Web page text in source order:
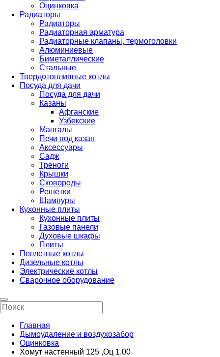
Оцинковка
Радиаторы
Радиаторы
Радиаторная арматура
Радиаторные клапаны, термоголовки
Алюминиевые
Биметаллические
Стальные
Твердотопливные котлы
Посуда для дачи
Посуда для дачи
Казаны
Афганские
Узбекские
Мангалы
Печи под казан
Аксессуары
Садж
Треноги
Крышки
Сковороды
Решётки
Шампуры
Кухонные плиты
Кухонные плиты
Газовые панели
Духовые шкафы
Плиты
Пеллетные котлы
Дизельные котлы
Электрические котлы
Сварочное оборудование
Главная
Дымоудаление и воздухозабор
Оцинковка
Хомут настенный 125 ,Оц 1.00